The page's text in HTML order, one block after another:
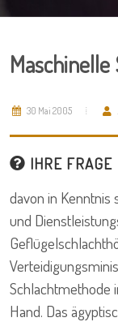
30 Mai 2005
IHRE FRAGE
davon in Kenntnis
und
Schlachtmethode
Hand. Das